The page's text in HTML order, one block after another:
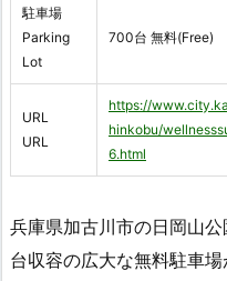
駐車場
Parking
Lot
700台 無料(Free)
URL
URL
https://
hinkobu/
6.html
兵庫県加古川市の日岡山
台収容の広大な無料駐車